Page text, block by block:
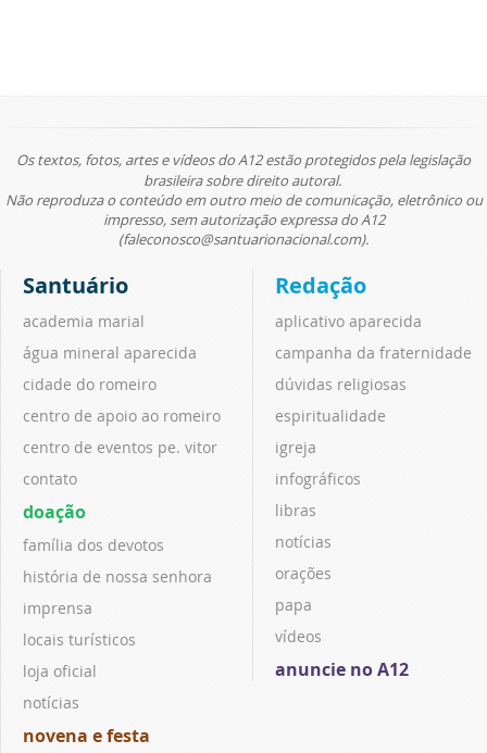
Os textos, fotos, artes e vídeos do A12 estão protegidos pela legislação
brasileira sobre direito autoral.
Não reproduza o conteúdo em outro meio de comunicação, eletrônico ou
impresso, sem autorização expressa do A12
(faleconosco@santuarionacional.com).
Santuário
academia marial
água mineral aparecida
cidade do romeiro
centro de apoio ao romeiro
centro de eventos pe. vitor
contato
doação
família dos devotos
história de nossa senhora
imprensa
locais turísticos
loja oficial
notícias
novena e festa
Redação
aplicativo aparecida
campanha da fraternidade
dúvidas religiosas
espiritualidade
igreja
infográficos
libras
notícias
orações
papa
vídeos
anuncie no A12